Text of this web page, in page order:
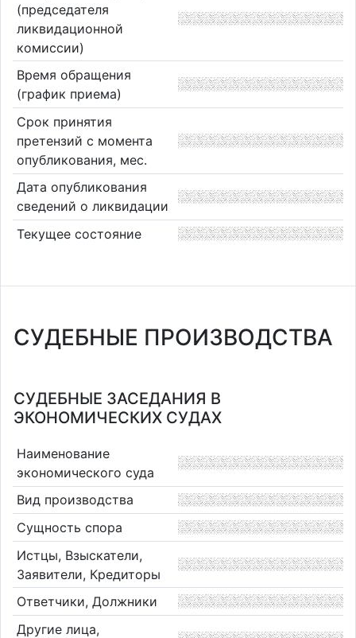
(председателя
ликвидационной
комиссии)
Время обращения
(график приема)
Срок принятия
претензий с момента
опубликования, мес.
Дата опубликования
сведений о ликвидации
Текущее состояние
СУДЕБНЫЕ ПРОИЗВОДСТВА
СУДЕБНЫЕ ЗАСЕДАНИЯ В
ЭКОНОМИЧЕСКИХ СУДАХ
Наименование
экономического суда
Вид производства
Сущность спора
Истцы, Взыскатели,
Заявители, Кредиторы
Ответчики, Должники
Другие лица,